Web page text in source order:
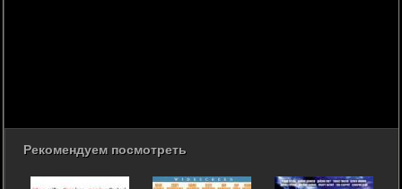
Рекомендуем посмотреть